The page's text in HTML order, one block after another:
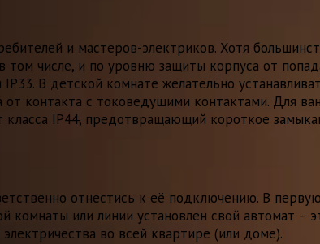
и мастеров-электриков. Хотя
том числе, и по уровню защиты корпуса от
В детской комнате желательно
контакта с токоведущими контактами. Для
IP44, предотвращающий короткое
отнестись к её подключению. В
комнаты или линии установлен свой автомат –
во всей квартире (или доме).